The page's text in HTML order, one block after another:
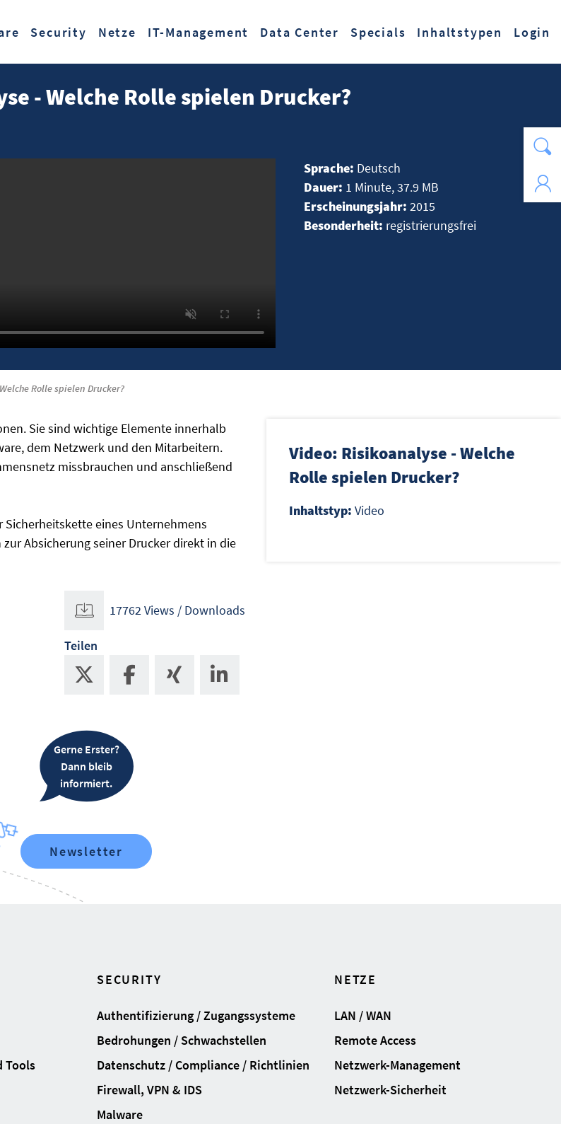
Security Netze IT-Management Data Center Specials Inhaltstypen Login
- Welche Rolle spielen Drucker?
Sprache: Deutsch
Dauer: 1 Minute, 37.9 MB
Erscheinungsjahr: 2015
Besonderheit: registrierungsfrei
Rolle spielen Drucker?
Sie sind wichtige Elemente innerhalb
dem Netzwerk und den Mitarbeitern.
missbrauchen und anschließend
eines Unternehmens
Absicherung seiner Drucker direkt in die
17762 Views / Downloads
Teilen
Video: Risikoanalyse - Welche
Rolle spielen Drucker?
Inhaltstyp: Video
Gerne Erster?
Dann bleib
informiert.
Newsletter
Tools
SECURITY
Authentifizierung / Zugangssysteme
Bedrohungen / Schwachstellen
Datenschutz / Compliance / Richtlinien
Firewall, VPN & IDS
Malware
NETZE
LAN / WAN
Remote Access
Netzwerk-Management
Netzwerk-Sicherheit